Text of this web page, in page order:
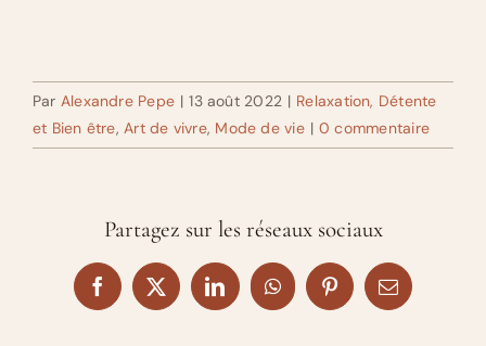
Par Alexandre Pepe | 13 août 2022 | Relaxation, Détente
et Bien être,Art de vivre, Mode de vie | 0 commentaire
Partagez sur les réseaux sociaux
Facebook
X LinkedInWhatsAppPinterestEmail